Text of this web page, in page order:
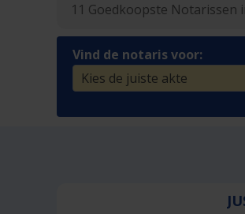
11 Goedkoopste
Vind de notaris voor: